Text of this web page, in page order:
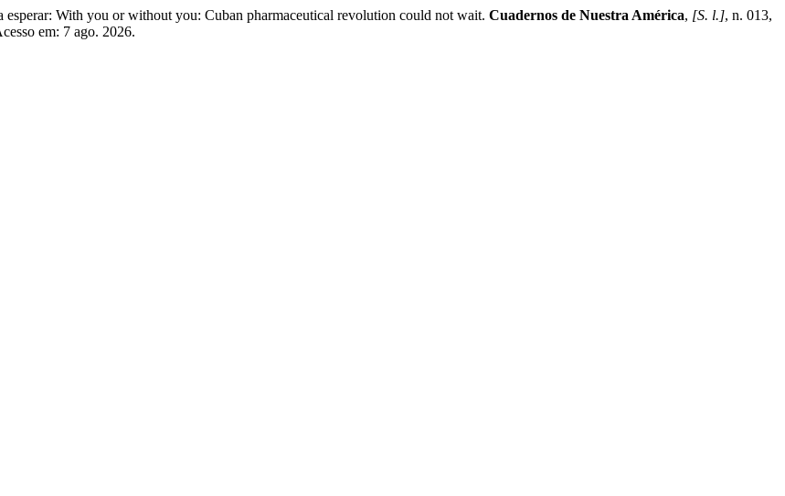
With you or without you: Cuban pharmaceutical revolution could not wait. Cuadernos de Nuestra América, [S. l.], n. 013,
em: 7 ago. 2026.